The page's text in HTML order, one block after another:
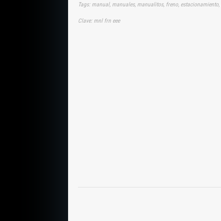
Tags: manual, manuales, manualitos, freno,
Clave: mnl frn eee